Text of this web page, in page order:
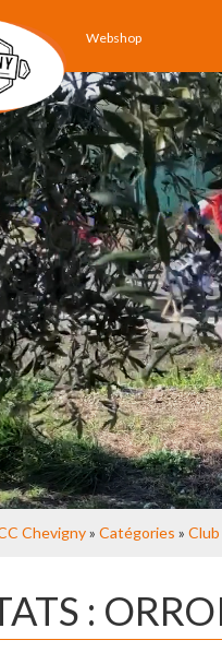
Webshop
Chevigny» Catégories » Club
: